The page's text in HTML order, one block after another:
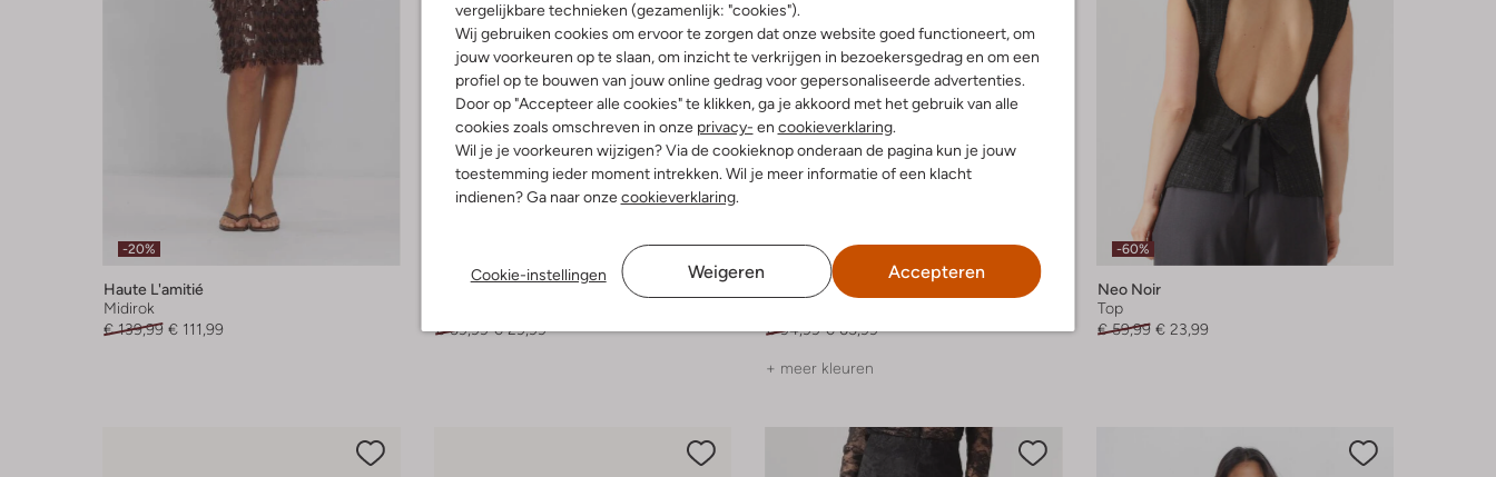
vergelijkbare technieken (gezamenlijk: "cookies").
Wij gebruiken cookies om ervoor te zorgen dat onze website goed functioneert, om
jouw voorkeuren op te slaan, om inzicht te verkrijgen in bezoekersgedrag en om een
profiel op te bouwen van jouw online gedrag voor gepersonaliseerde advertenties.
Door op "Accepteer alle cookies" te klikken, ga je akkoord met het gebruik van alle
cookies zoals omschreven in onze privacy- en cookieverklaring.
Wil je je voorkeuren wijzigen? Via de cookieknop onderaan de pagina kun je jouw
toestemming ieder moment intrekken. Wil je meer informatie of een klacht
indienen? Ga naar onzecookieverklaring.
Cookie-instellingen Weigeren Accepteren
-20%
Haute L'amitié
Midirok
€ 139,99 € 111,99
Notre-V
€ 59,99 € 29,99
-30%
€ 94,99 € 65,99
+ meer kleuren
-60%
Neo Noir
Top
€ 59,99 € 23,99